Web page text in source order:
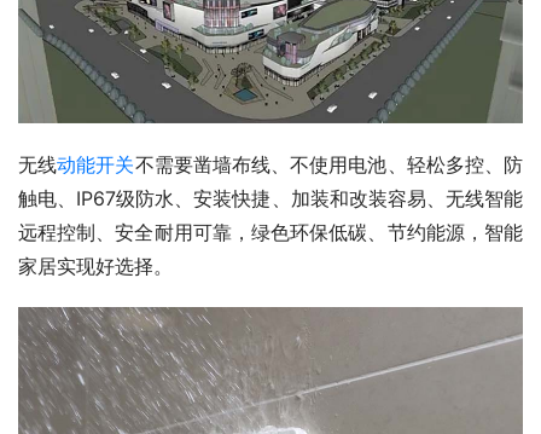
无线动能开关不需要凿墙布线、不使用电池、轻松多控、防
触电、IP67级防水、安装快捷、加装和改装容易、无线智能
远程控制、安全耐用可靠，绿色环保低碳、节约能源，智能
家居实现好选择。